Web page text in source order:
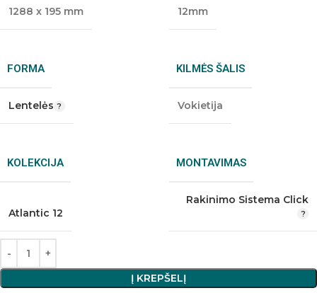
1288 x 195 mm 12mm
FORMA
Lentelės
KILMĖS ŠALIS
Vokietija
KOLEKCIJA
Atlantic 12
MONTAVIMAS
Rakinimo Sistema Click
Į KREPŠELĮ